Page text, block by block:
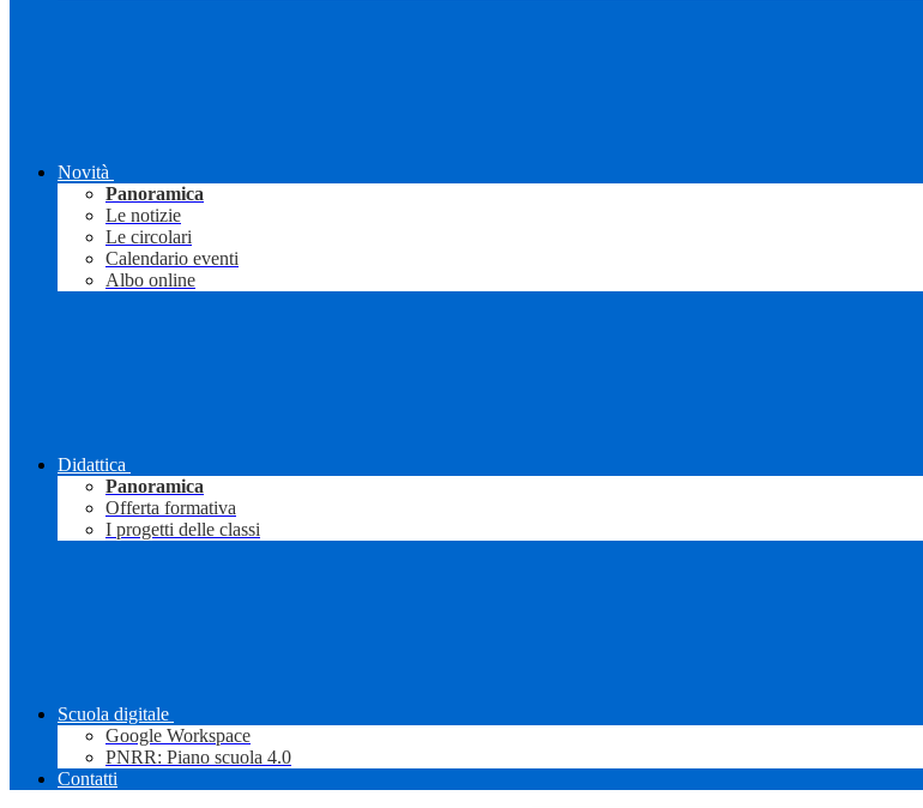
Novità
Panoramica
Le notizie
Le circolari
Calendario eventi
Albo online
Didattica
Panoramica
Offerta formativa
I progetti delle classi
Scuola digitale
Google Workspace
PNRR: Piano scuola 4.0
Contatti